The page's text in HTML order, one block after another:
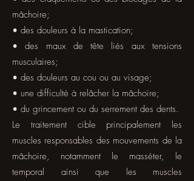
mâchoire;
• des douleurs à la mastication;
• des maux de tête liés aux tensions
musculaires;
• des douleurs au cou ou au visage;
• une difficulté à relâcher la mâchoire;
• du grincement ou du serrement des dents.
Le traitement cible principalement les
muscles responsables des mouvements de la
mâchoire, notamment le masséter, le
temporal ainsi que les muscles